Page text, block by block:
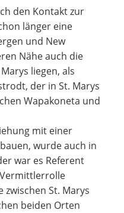
den Kontakt zur
länger eine
und New
Nähe auch die
liegen, als
der in St. Marys
Wapakoneta und
mit einer
wurde auch in
war es Referent
St. Marys
beiden Orten